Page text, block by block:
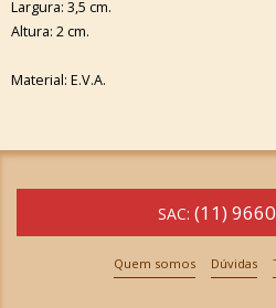
Largura: 3,5 cm.
Altura: 2 cm.
Material: E.V.A.
SAC: (11)
Quem somos Dúvidas